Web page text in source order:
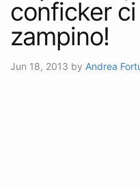
conficker
zampino!
Jun 18, 2013 by Andrea